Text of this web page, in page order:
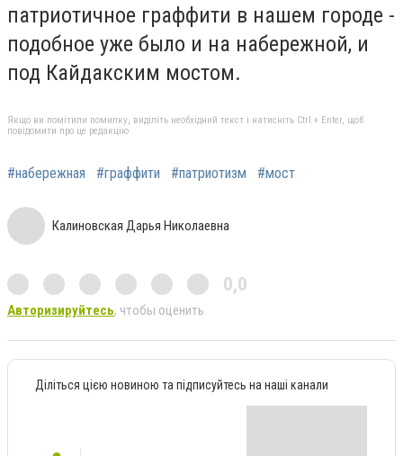
патриотичное граффити в нашем городе -
подобное уже было и на набережной, и
под Кайдакским мостом.
Якщо ви помітили помилку, виділіть необхідний текст і натисніть Ctrl + Enter, щоб
повідомити про це редакцію
#набережная #граффити #патриотизм #мост
Калиновская Дарья Николаевна
0,0
Авторизируйтесь, чтобы оценить
Діліться цією новиною та підписуйтесь на наші канали